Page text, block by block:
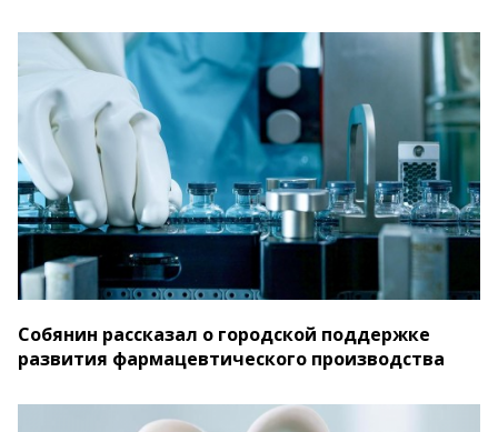
Собянин рассказал о городской поддержке
развития фармацевтического производства